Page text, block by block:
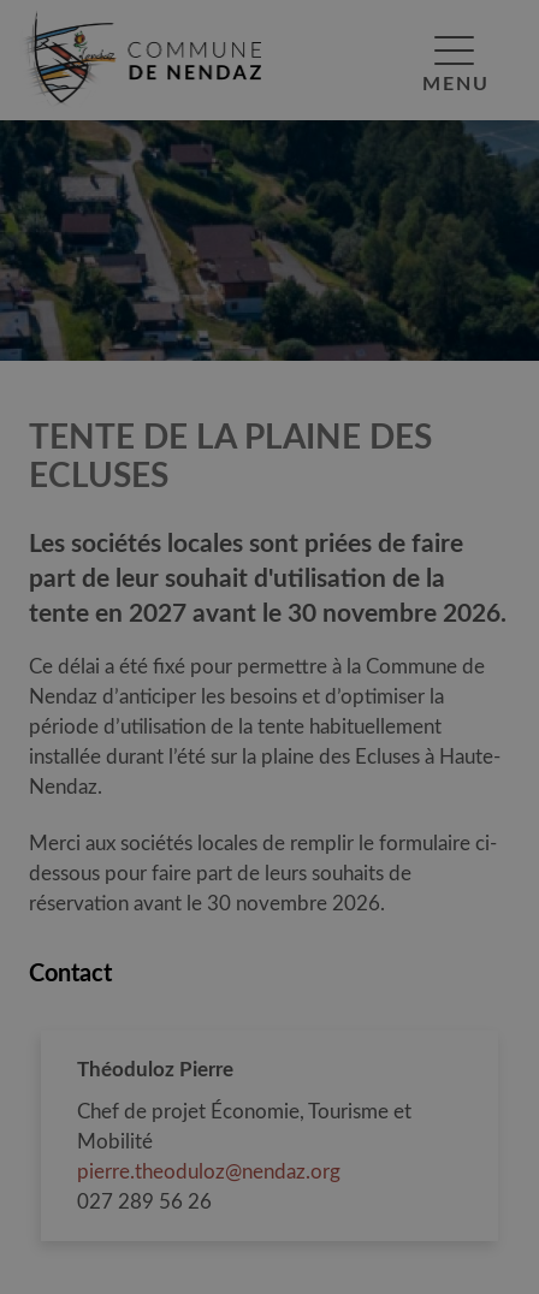
MENU
TENTE DE LA PLAINE DES
ECLUSES
Les sociétés locales sont priées de faire
part de leur souhait d'utilisation de la
tente en 2027 avant le 30 novembre 2026.
Ce délai a été fixé pour permettre à la Commune de
Nendaz d’anticiper les besoins et d’optimiser la
période d’utilisation de la tente habituellement
installée durant l’été sur la plaine des Ecluses à Haute-
Nendaz.
Merci aux sociétés locales de remplir le formulaire ci-
dessous pour faire part de leurs souhaits de
réservation avant le 30 novembre 2026.
Contact
Théoduloz Pierre
Chef de projet Économie, Tourisme et
Mobilité
pierre.theoduloz@nendaz.org
027 289 56 26